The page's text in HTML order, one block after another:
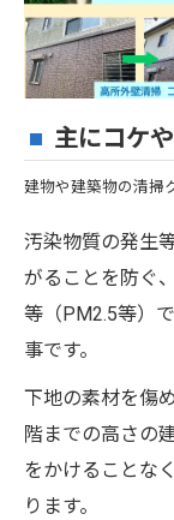
主にコケ
建物や建築物の清掃
汚染物質の発生
がることを防ぐ
等（PM2.5等）
事です。
下地の素材を傷
階までの高さの
をかけることな
ります。